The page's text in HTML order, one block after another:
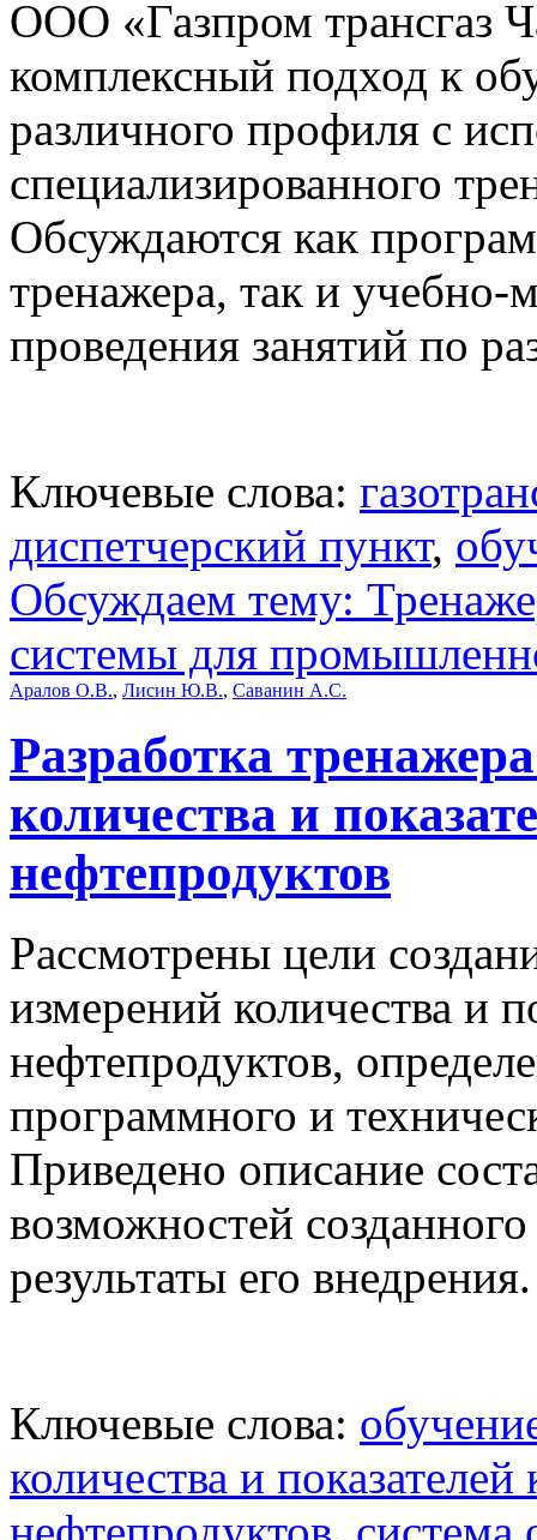
ООО «Газпром трансгаз
комплексный подход к
различного профиля с
специализированного
Обсуждаются как
тренажера, так и учебно-
проведения занятий по
Ключевые слова:
диспетчерский пункт,
Обсуждаем тему:
системы для
Аралов О.В., Лисин Ю.В., Саванин А.С.
Разработка
количества и
нефтепродуктов
Рассмотрены цели
измерений количества и
нефтепродуктов,
программного и
Приведено описание
возможностей
результаты его внедрения.
Ключевые слова:
количества и